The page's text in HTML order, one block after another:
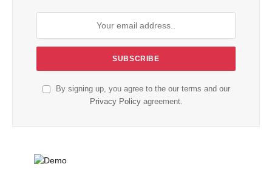
By signing up, you agree to the our terms and our
Privacy Policyagreement.